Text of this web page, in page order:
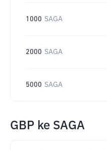
1000 SAGA
2000 SAGA
5000 SAGA
GBP ke SAGA